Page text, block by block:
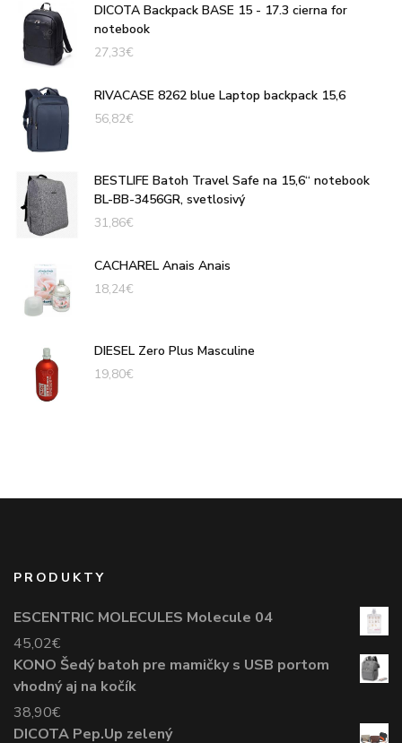
DICOTA Backpack BASE 15 - 17.3 cierna for
notebook
27,33€
RIVACASE 8262 blue Laptop backpack 15,6
56,82€
BESTLIFE Batoh Travel Safe na 15,6“ notebook
BL-BB-3456GR, svetlosivý
31,86€
CACHAREL Anais Anais
18,24€
DIESEL Zero Plus Masculine
19,80€
PRODUKTY
ESCENTRIC MOLECULES Molecule 04
45,02€
KONO Šedý batoh pre mamičky s USB portom
vhodný aj na kočík
38,90€
DICOTA Pep.Up zelený